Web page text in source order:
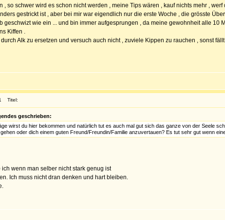
, so schwer wird es schon nicht werden , meine Tips wären , kauf nichts mehr ,
gestrickt ist , aber bei mir war eigendlich nur die erste Woche , die grösste
geschwizt wie ein ... und bin immer aufgesprungen , da meine gewohnheit alle
Kiffen .
Alk zu ersetzen und versuch auch nicht , zuviele Kippen zu rauchen , sonst
Titel:
geschrieben:
wirst du hier bekommen und natürlich tut es auch mal gut sich das ganze von der Seele
oder dich einem guten Freund/Freundin/Familie anzuvertauen? Es tut sehr gut wenn
wenn man selber nicht stark genug ist
Ich muss nicht dran denken und hart bleiben.